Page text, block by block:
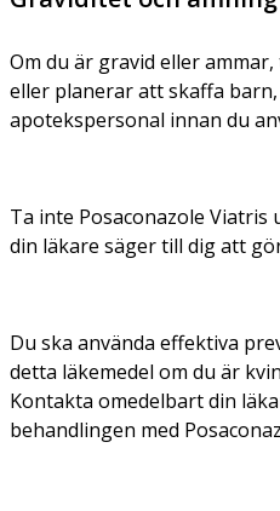
Om du är gravid eller
eller planerar att skaffa
apotekspersonal innan du
Ta inte Posaconazole
din läkare säger till dig att
Du ska använda effektiva
detta läkemedel om du är
Kontakta omedelbart din
behandlingen med